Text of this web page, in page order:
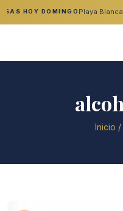
HOY DOMINGO Playa
Inicio /